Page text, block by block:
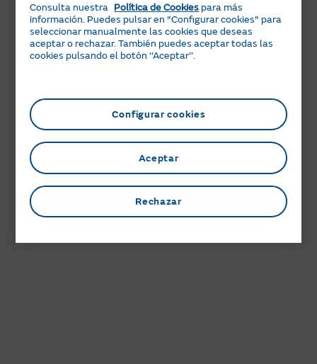
Consulta nuestra Política de Cookies para más
información. Puedes pulsar en "Configurar cookies" para
seleccionar manualmente las cookies que deseas
aceptar o rechazar. También puedes aceptar todas las
cookies pulsando el botón ‘‘Aceptar’’.
Configurar cookies
Rechazar
Aceptar